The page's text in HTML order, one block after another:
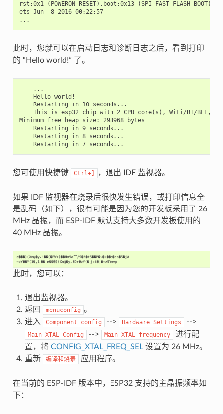
rst:0x1 (POWERON_RESET),boot:0x13 (SPI_FAST_FLASH_BOOT)
ets Jun  8 2016 00:22:57
此时，您就可以在启动日志和诊断日志之后，看到打印
的 “Hello world!” 了。
    ...
    Hello world!
    Restarting in 10 seconds...
This is esp32 chip with 2 CPU core(s), WiFi/BT/BLE,
Minimum free heap size: 298968 bytes
    Restarting in 9 seconds...
    Restarting in 8 seconds...
您可使用快捷键 Ctrl+] ，退出 IDF 监视器。
如果 IDF 监视器在烧录后很快发生错误，或打印信息全
是乱码（如下），很有可能是因为您的开发板采用了 26
MHz 晶振，而 ESP-IDF 默认支持大多数开发板使用的
40 MHz 晶振。
此时，您可以：
退出监视器。
返回
menuconfig 。
进入
Component config --> Hardware Settings -->
Main XTAL Config --> Main XTAL frequency
进行配
置，将 CONFIG_XTAL_FREQ_SEL设置为 26 MHz。
重新
编译和烧录 应用程序。
在当前的 ESP-IDF 版本中，ESP32 支持的主晶振频率如
下：